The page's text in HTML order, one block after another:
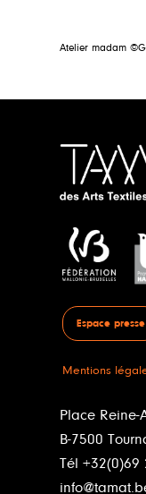
Atelier madam
Espace presse
Mentions
Place Reine-
B-7500
Tél +32(0)69